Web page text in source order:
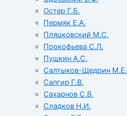
Остер Г.Б.
Пермяк Е.А.
Пляцковский М.С.
Прокофьева С.Л.
Пушкин А.С.
Салтыков-Щедрин М.Е.
Сапгир Г.В.
Сахарнов С.В.
Сладков Н.И.